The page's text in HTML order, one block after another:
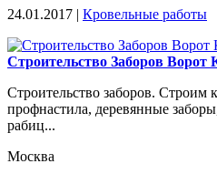
24.01.2017 | Кровельные работы
Строительство Заборов Ворот
Строительство заборов. Строим
профнастила, деревянные
рабиц...
Москва